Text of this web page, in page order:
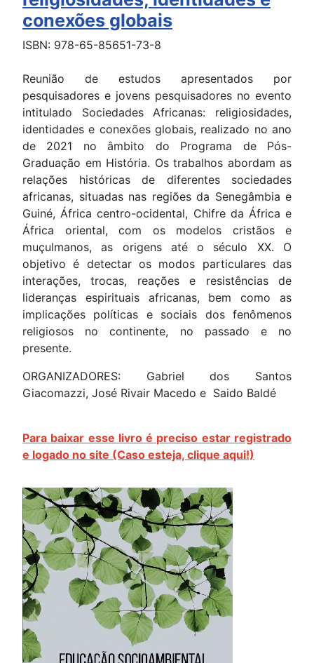
conexões globais
ISBN: 978-65-85651-73-8
Reunião de estudos apresentados por
pesquisadores e jovens pesquisadores no evento
intitulado Sociedades Africanas: religiosidades,
identidades e conexões globais, realizado no ano
de 2021 no âmbito do Programa de Pós-
Graduação em História. Os trabalhos abordam as
relações históricas de diferentes sociedades
africanas, situadas nas regiões da Senegâmbia e
Guiné, África centro-ocidental, Chifre da África e
África oriental, com os modelos cristãos e
muçulmanos, as origens até o século XX. O
objetivo é detectar os modos particulares das
interações, trocas, reações e resistências de
lideranças espirituais africanas, bem como as
implicações políticas e sociais dos fenômenos
religiosos no continente, no passado e no
presente.
ORGANIZADORES: Gabriel dos Santos
Giacomazzi, José Rivair Macedo e Saido Baldé
Para baixar esse livro é preciso estar registrado
e logado no site (Caso esteja, clique aqui!)